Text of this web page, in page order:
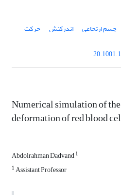
جسم ارتجاعی اندرکنش حرکت
Numerical simulation of
deformation of red blood
Abdolrahman Dadvand1
1Assistant Professor